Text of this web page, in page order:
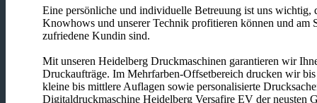
Eine persönliche und individuelle Betreuung ist uns wichtig,
Knowhows und unserer Technik profitieren können und am
zufriedene Kundin sind.
Mit unseren Heidelberg Druckmaschinen garantieren wir
Druckaufträge. Im Mehrfarben-Offsetbereich drucken wir
kleine bis mittlere Auflagen sowie personalisierte
Digitaldruckmaschine Heidelberg Versafire EV der neusten